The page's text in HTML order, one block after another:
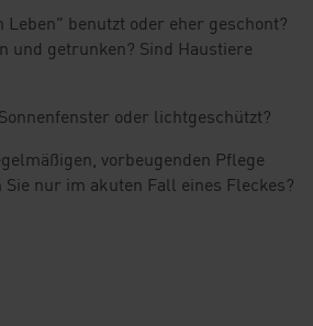
Leben" benutzt oder eher geschont?
und getrunken? Sind Haustiere
oder lichtgeschützt?
vorbeugenden Pflege
nur im akuten Fall eines Fleckes?